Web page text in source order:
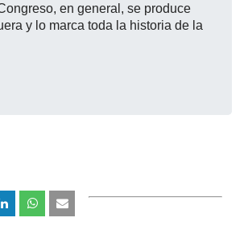
en general, se produce
y lo marca toda la historia de la